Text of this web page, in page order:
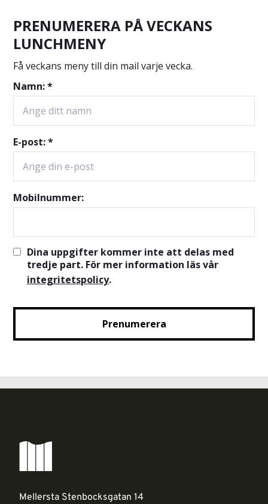
PRENUMERERA PÅ VECKANS
LUNCHMENY
Få veckans meny till din mail varje vecka.
Namn: *
E-post: *
Mobilnummer:
Dina uppgifter kommer inte att delas med
tredje part. För mer information läs vår
integritetspolicy.
Prenumerera
Mellersta Stenbocksgatan 14